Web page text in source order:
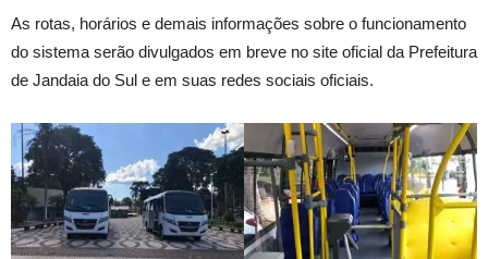
As rotas, horários e demais informações sobre o funcionamento
do sistema serão divulgados em breve no site oficial da Prefeitura
de Jandaia do Sul e em suas redes sociais oficiais.